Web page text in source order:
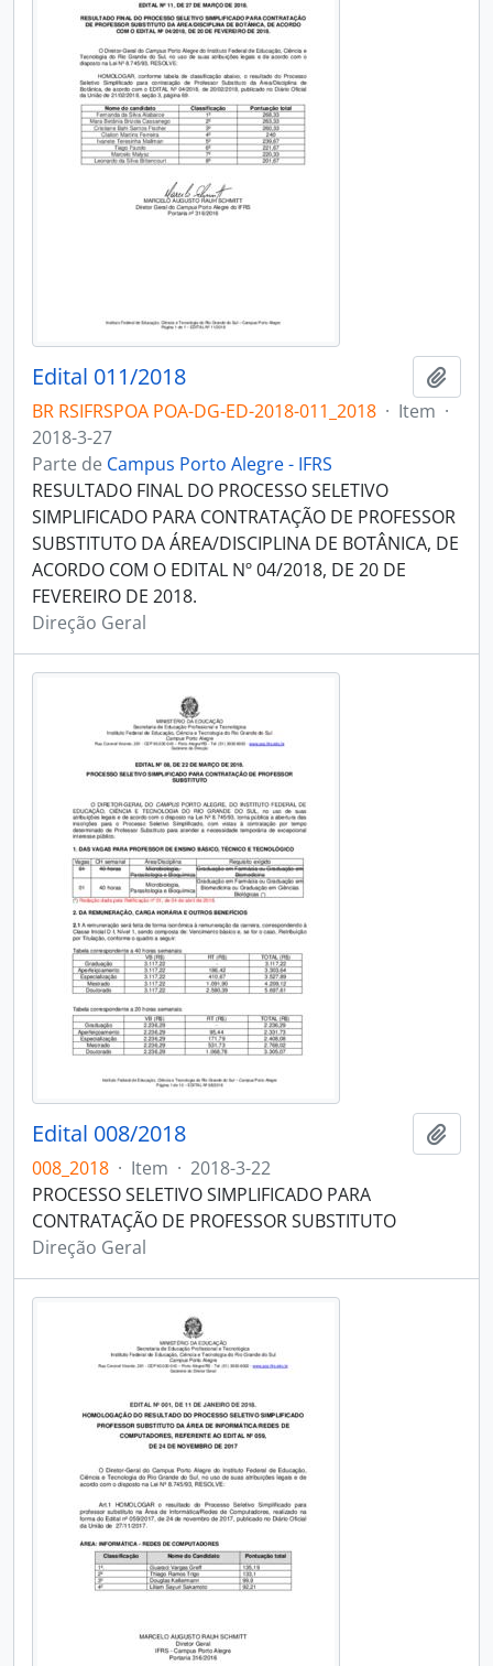
Edital 011/2018
BR RSIFRSPOA POA-DG-ED-2018-011_2018 · Item ·
2018-3-27
Parte de Campus Porto Alegre - IFRS
RESULTADO FINAL DO PROCESSO SELETIVO
SIMPLIFICADO PARA CONTRATAÇÃO DE PROFESSOR
SUBSTITUTO DA ÁREA/DISCIPLINA DE BOTÂNICA, DE
ACORDO COM O EDITAL Nº 04/2018, DE 20 DE
FEVEREIRO DE 2018.
Direção Geral
Edital 008/2018
008_2018 · Item · 2018-3-22
PROCESSO SELETIVO SIMPLIFICADO PARA
CONTRATAÇÃO DE PROFESSOR SUBSTITUTO
Direção Geral